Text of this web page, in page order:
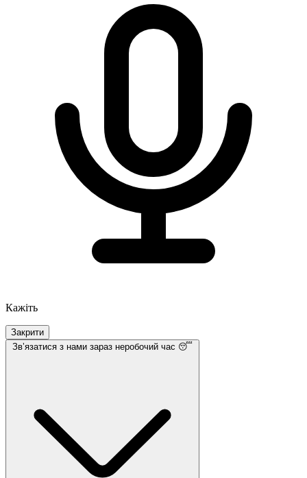
Кажіть
Закрити
Звʼязатися з нами зараз неробочий час 😴